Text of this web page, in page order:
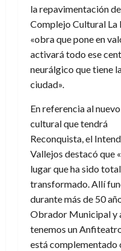
la repavimentación
Complejo Cultural La
«obra que pone en
activará todo ese
neurálgico que tiene
ciudad».
En referencia al
cultural que tendrá
Reconquista, el
Vallejos destacó que
lugar que ha sido
transformado. Allí
durante más de 50
Obrador Municipal y
tenemos un
está complementado